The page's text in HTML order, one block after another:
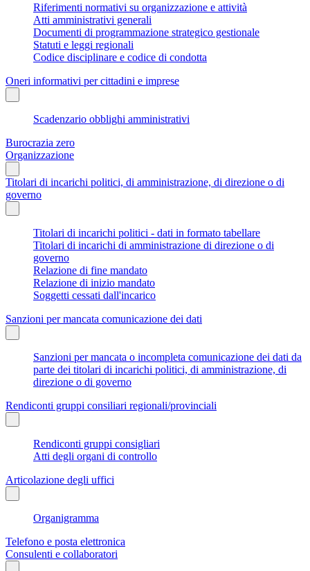
Riferimenti normativi su organizzazione e attività
Atti amministrativi generali
Documenti di programmazione strategico gestionale
Statuti e leggi regionali
Codice disciplinare e codice di condotta
Oneri informativi per cittadini e imprese
Scadenzario obblighi amministrativi
Burocrazia zero
Organizzazione
Titolari di incarichi politici, di amministrazione, di direzione o di
governo
Titolari di incarichi politici - dati in formato tabellare
Titolari di incarichi di amministrazione di direzione o di
governo
Relazione di fine mandato
Relazione di inizio mandato
Soggetti cessati dall'incarico
Sanzioni per mancata comunicazione dei dati
Sanzioni per mancata o incompleta comunicazione dei dati da
parte dei titolari di incarichi politici, di amministrazione, di
direzione o di governo
Rendiconti gruppi consiliari regionali/provinciali
Rendiconti gruppi consigliari
Atti degli organi di controllo
Articolazione degli uffici
Organigramma
Telefono e posta elettronica
Consulenti e collaboratori